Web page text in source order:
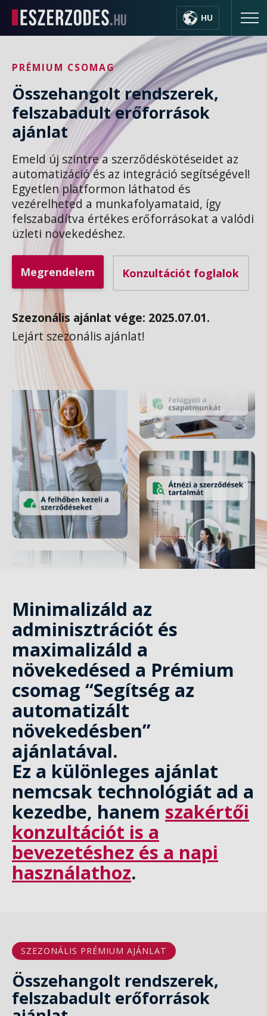
HU
PRÉMIUM CSOMAG
Összehangolt rendszerek,
felszabadult erőforrások
ajánlat
Emeld új szintre a szerződéskötéseidet az
automatizáció és az integráció segítségével!
Egyetlen platformon láthatod és
vezérelheted a munkafolyamataid, így
felszabadítva értékes erőforrásokat a valódi
üzleti növekedéshez.
Megrendelem Konzultációt foglalok
Szezonális ajánlat vége: 2025.07.01.
Lejárt szezonális ajánlat!
Minimalizáld az
adminisztrációt és
maximalizáld a
növekedésed a Prémium
csomag “Segítség az
automatizált
növekedésben”
ajánlatával.
Ez a különleges ajánlat
nemcsak technológiát ad a
kezedbe, hanem szakértői
konzultációt is a
bevezetéshez és a napi
használathoz.
SZEZONÁLIS PRÉMIUM AJÁNLAT
Összehangolt rendszerek,
felszabadult erőforrások